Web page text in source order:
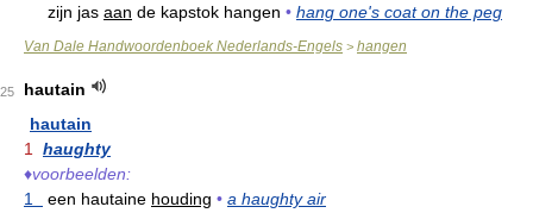
zijn jas aan de kapstok hangen • hang one's coat on the peg
Van Dale Handwoordenboek Nederlands-Engels > hangen
hautain
hautain
1
haughty
♦voorbeelden:
1
een hautaine houding • a haughty air